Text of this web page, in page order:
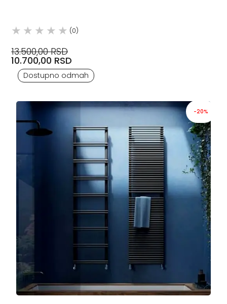
(0)
13.500,00 RSD
10.700,00 RSD
Dostupno odmah
-20%